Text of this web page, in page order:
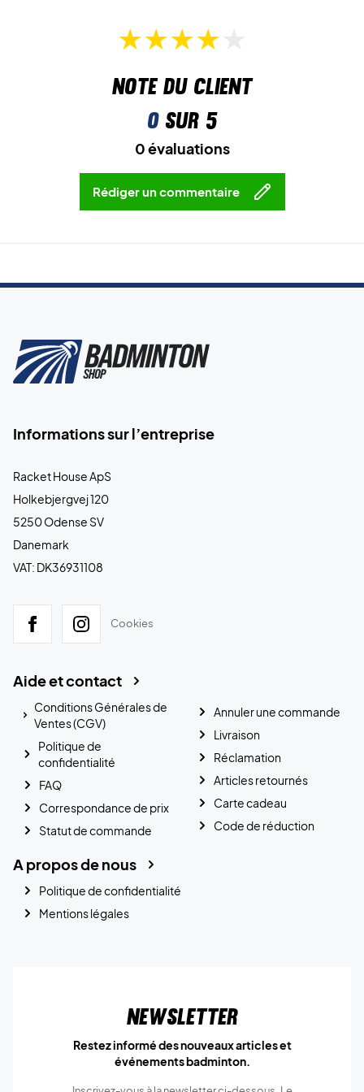
Note du client
0sur 5
0 évaluations
Rédiger un commentaire
Informations sur l’entreprise
Racket House ApS
Holkebjergvej 120
5250 Odense SV
Danemark
VAT: DK36931108
Cookies
Aide et contact
Conditions Générales de
Ventes (CGV)
Politique de
confidentialité
FAQ
Correspondance de prix
Statut de commande
Annuler une commande
Livraison
Réclamation
Articles retournés
Carte cadeau
Code de réduction
A propos de nous
Politique de confidentialité
Mentions légales
Newsletter
Restez informé des nouveaux articles et
événements badminton.